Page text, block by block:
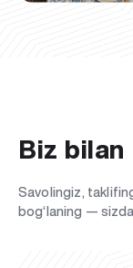
Biz bilan
Savolingiz,
bog‘laning —